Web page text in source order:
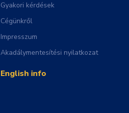
Gyakori kérdések
Cégünkről
Impresszum
Akadálymentesítési nyilatkozat
English info